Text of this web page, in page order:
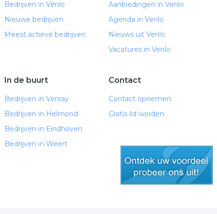
Bedrijven in Venlo
Nieuwe bedrijven
Meest actieve bedrijven
Aanbiedingen in Venlo
Agenda in Venlo
Nieuws uit Venlo
Vacatures in Venlo
In de buurt
Bedrijven in Venray
Bedrijven in Helmond
Bedrijven in Eindhoven
Bedrijven in Weert
Contact
Contact opnemen
Gratis lid worden